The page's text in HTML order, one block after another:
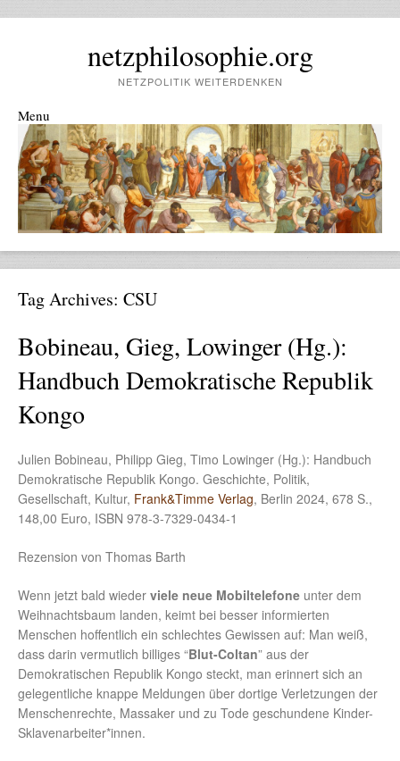
netzphilosophie.org
NETZPOLITIK WEITERDENKEN
Menu
Skip to content
Tag Archives: CSU
Bobineau, Gieg, Lowinger (Hg.):
Handbuch Demokratische Republik
Kongo
Julien Bobineau, Philipp Gieg, Timo Lowinger (Hg.): Handbuch
Demokratische Republik Kongo. Geschichte, Politik,
Gesellschaft, Kultur, Frank&Timme Verlag, Berlin 2024, 678 S.,
148,00 Euro, ISBN 978-3-7329-0434-1
Rezension von Thomas Barth
Wenn jetzt bald wieder viele neue Mobiltelefone unter dem
Weihnachtsbaum landen, keimt bei besser informierten
Menschen hoffentlich ein schlechtes Gewissen auf: Man weiß,
dass darin vermutlich billiges “Blut-Coltan” aus der
Demokratischen Republik Kongo steckt, man erinnert sich an
gelegentliche knappe Meldungen über dortige Verletzungen der
Menschenrechte, Massaker und zu Tode geschundene Kinder-
Sklavenarbeiter*innen.